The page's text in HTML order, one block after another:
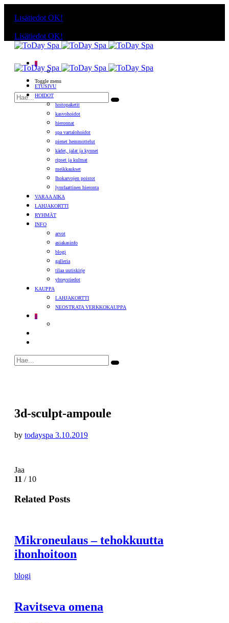
Lisätiedot OK!
Lisätiedot OK!
0
Toggle menu
ETUSIVU
HOIDOT
hoitopaketit
kasvohoidot
hieronnat
spa vartalohoidot
pienet hemmottelut
kädet, jalat ja kynnet
ripset ja kulmat
meikkaukset
Ihokarvojen poistot
lymfaattinen hieronta
VARAA AIKA
LAHJAKORTTI
RYHMÄT
INFO
arvot
asiakasinfo
blogi
galleria
tilaa uutiskirje
yhteystiedot
KAUPPA
LAHJAKORTTI
NEOSTRATA VERKKOKAUPPA
0
3d-sculpt-ampoule
by todayspa 3.10.2019
Jaa
11 / 10
Related Posts
Mikroneulaus – tehokkuutta
ihonhoitoon
blogi
Ravitseva omena